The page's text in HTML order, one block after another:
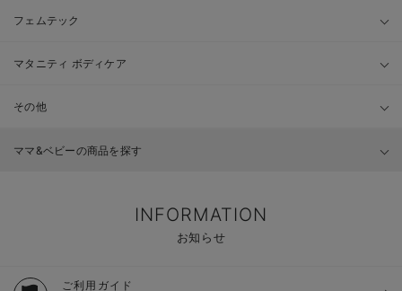
フェムテック
マタニティ ボディケア
その他
ママ&ベビーの商品を探す
INFORMATION
お知らせ
ご利用ガイド